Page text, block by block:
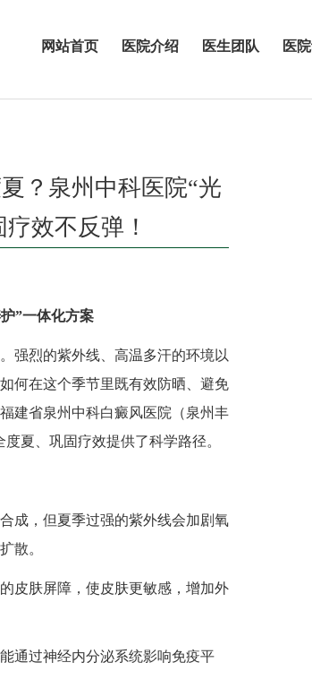
网站首页 医院介绍 医生团队 医
？泉州中科医院“光
效不反弹！
”一体化方案
烈的紫外线、高温多汗的环境以
何在这个季节里既有效防晒、避免
建省泉州中科白癜风医院（泉州丰
夏、巩固疗效提供了科学路径。
成，但夏季过强的紫外线会加剧氧
散。
皮肤屏障，使皮肤更敏感，增加外
通过神经内分泌系统影响免疫平